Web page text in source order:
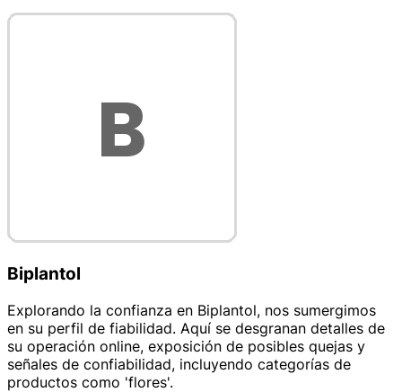
Biplantol
Explorando la confianza en Biplantol, nos sumergimos
en su perfil de fiabilidad. Aquí se desgranan detalles de
su operación online, exposición de posibles quejas y
señales de confiabilidad, incluyendo categorías de
productos como 'flores'.